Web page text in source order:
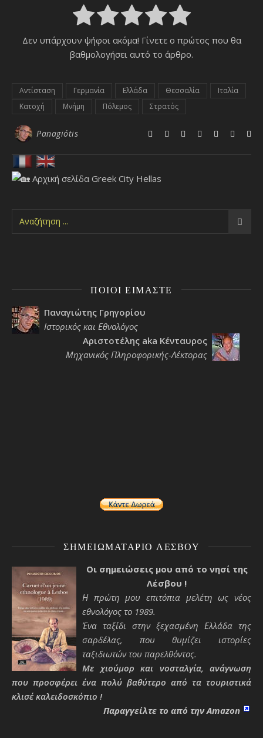
Δεν υπάρχουν ψήφοι ακόμα! Γίνετε ο πρώτος που θα
βαθμολογήσει αυτό το άρθρο.
Αντίσταση Γερμανία Ελλάδα Θεσσαλία
Ιταλία
Κατοχή
Μνήμη Πόλεμος Στρατός
Panagiótis
ΠΟΙΟΙ ΕΊΜΑΣΤΕ
Παναγιώτης Γρηγορίου
Ιστορικός και Εθνολόγος
Αριστοτέλης aka Κένταυρος
Μηχανικός Πληροφορικής-Λέκτορας
ΣΗΜΕΙΩΜΑΤΆΡΙΟ ΛΈΣΒΟΥ
Οι σημειώσεις μου από το νησί της
Λέσβου !
Η πρώτη μου επιτόπια μελέτη ως νέος
εθνολόγος το 1989.
Ένα ταξίδι στην ξεχασμένη Ελλάδα της
σαρδέλας, που θυμίζει ιστορίες
ταξιδιωτών του παρελθόντος.
Με χιούμορ και νοσταλγία, ανάγνωση
που προσφέρει ένα πολύ βαθύτερο από τα τουριστικά
κλισέ καλειδοσκόπιο !
Παραγγείλτε το από την Amazon